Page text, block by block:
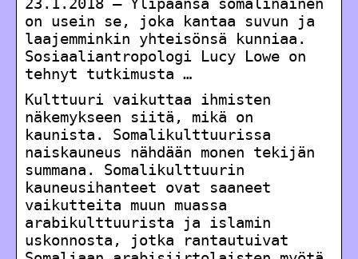
on usein se, joka kantaa suvun ja
laajemminkin yhteisönsä kunniaa.
Sosiaaliantropologi Lucy Lowe on
tehnyt tutkimusta …
Kulttuuri vaikuttaa ihmisten
näkemykseen siitä, mikä on
kaunista. Somalikulttuurissa
naiskauneus nähdään monen tekijän
summana. Somalikulttuurin
kauneusihanteet ovat saaneet
vaikutteita muun muassa
arabikulttuurista ja islamin
uskonnosta, jotka rantautuivat